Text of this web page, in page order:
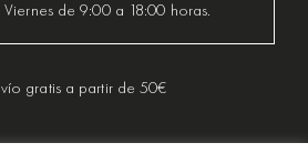
Viernes de 9:00 a 18:00 horas.
gratis a partir de 50€